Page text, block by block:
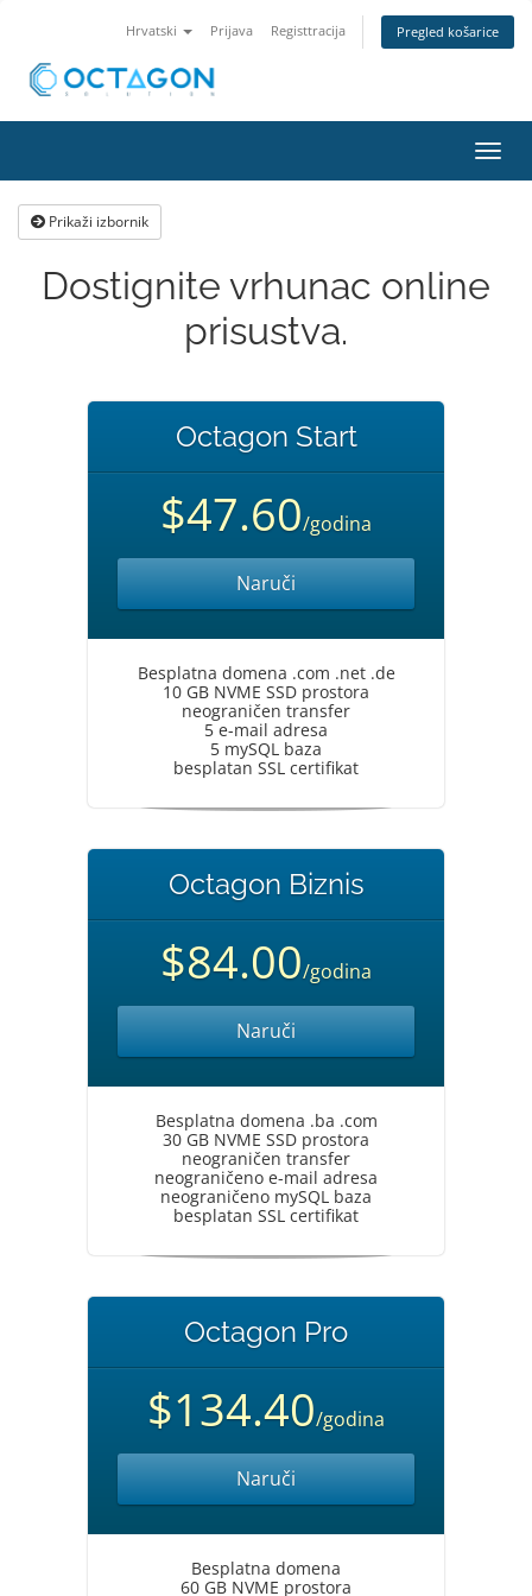
Hrvatski Prijava Registtracija Pregled košarice
Prikaži izbornik
Dostignite vrhunac online
prisustva.
Octagon Start
$47.60/godina
Naruči
Besplatna domena .com .net .de
10 GB NVME SSD prostora
neograničen transfer
5 e-mail adresa
5 mySQL baza
besplatan SSL certifikat
Octagon Biznis
$84.00/godina
Naruči
Besplatna domena .ba .com
30 GB NVME SSD prostora
neograničen transfer
neograničeno e-mail adresa
neograničeno mySQL baza
besplatan SSL certifikat
Octagon Pro
$134.40/godina
Naruči
Besplatna domena
60 GB NVME prostora